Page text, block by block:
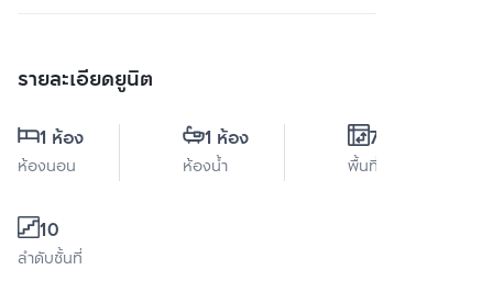
รายละเอียดยูนิต
1 ห้อง
ห้องนอน
1 ห้อง
ห้องน้ำ
70 ตร.ม.
พื้นที่ใช้สอย
10
ลำดับชั้นที่